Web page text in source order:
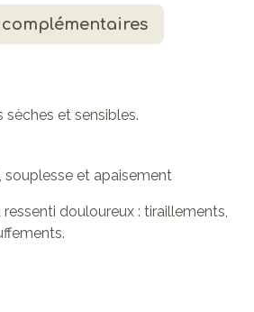
sèches et sensibles.
souplesse et apaisement
douloureux : tiraillements,